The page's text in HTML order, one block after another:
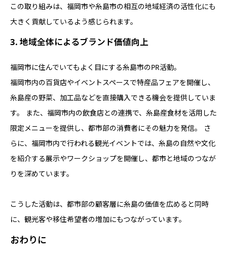
この取り組みは、福岡市や糸島市の相互の地域経済の活性化にも
大きく貢献しているよう感じられます。
3. 地域全体によるブランド価値向上
福岡市に住んでいてもよく目にする糸島市のPR活動。
福岡市内の百貨店やイベントスペースで特産品フェアを開催し、
糸島産の野菜、加工品などを直接購入できる機会を提供していま
す。 また、福岡市内の飲食店との連携で、糸島産食材を活用した
限定メニューを提供し、都市部の消費者にその魅力を発信。 さ
らに、福岡市内で行われる観光イベントでは、糸島の自然や文化
を紹介する展示やワークショップを開催し、都市と地域のつなが
りを深めています。
こうした活動は、都市部の顧客層に糸島の価値を広めると同時
に、観光客や移住希望者の増加にもつながっています。
おわりに